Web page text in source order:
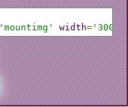
'mountimg' width= '300'